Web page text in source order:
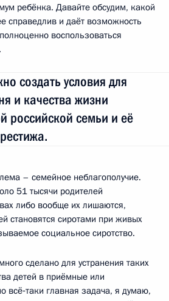
ребёнка. Давайте обсудим, какой
справедлив и даёт возможность
воспользоваться
создать условия для
и качества жизни
российской семьи и её
– семейное неблагополучие.
51 тысячи родителей
либо вообще их лишаются,
становятся сиротами при живых
социальное сиротство.
сделано для устранения таких
детей в приёмные или
главная задача, я думаю,